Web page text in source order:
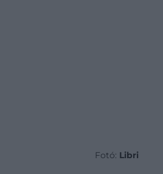
Fotó: Libri